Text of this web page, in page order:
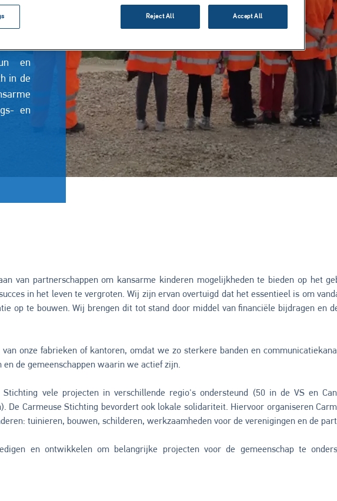
en
in de
en
van partnerschappen om kansarme kinderen mogelijkheden te bieden op het
in het leven te vergroten. Wij zijn ervan overtuigd dat het essentieel is om
op te bouwen. Wij brengen dit tot stand door middel van financiële bijdragen en
onze fabrieken of kantoren, omdat we zo sterkere banden en
de gemeenschappen waarin we actief zijn.
vele projecten in verschillende regio's ondersteund (50 in de VS en
De Carmeuse Stichting bevordert ook lokale solidariteit. Hiervoor organiseren
tuinieren, bouwen, schilderen, werkzaamheden voor de verenigingen en de
en ontwikkelen om belangrijke projecten voor de gemeenschap te
Reject All Accept All